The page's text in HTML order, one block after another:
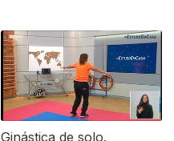
Ginástica de solo.